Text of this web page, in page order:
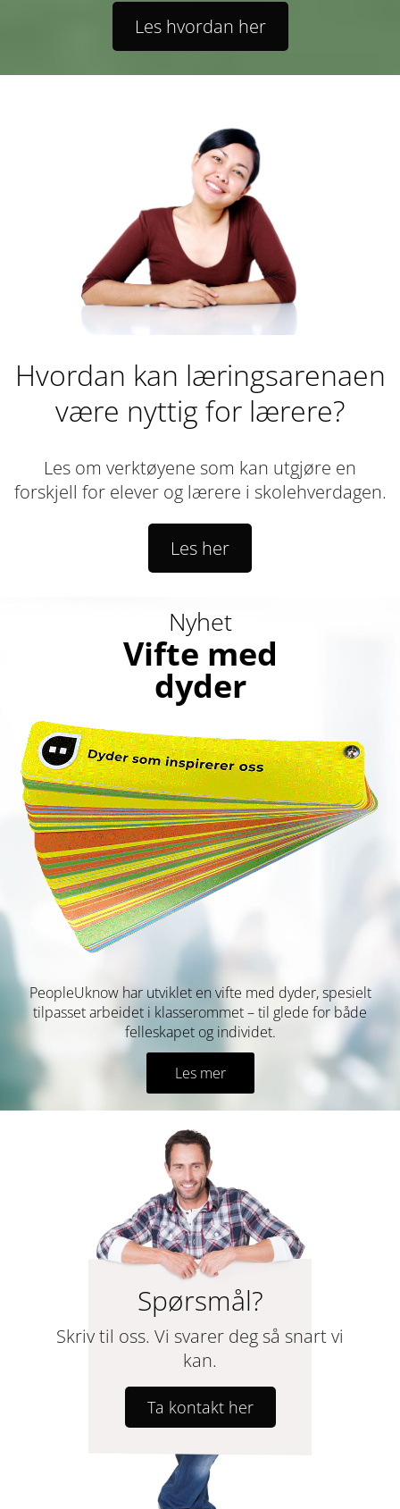
Les hvordan her
Hvordan kan læringsarenaen
være nyttig for lærere?
Les om verktøyene som kan utgjøre en
forskjell for elever og lærere i skolehverdagen.
Les her
Nyhet
Vifte med
dyder
PeopleUknow har utviklet en vifte med dyder, spesielt
tilpasset arbeidet i klasserommet – til glede for både
felleskapet og individet.
Les mer
Spørsmål?
Skriv til oss. Vi svarer deg så snart vi
kan.
Ta kontakt her